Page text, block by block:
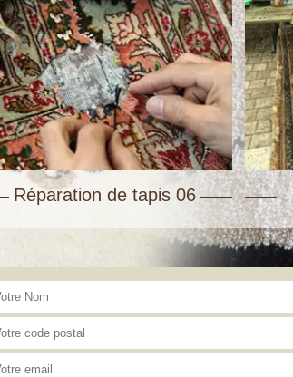
Réparation de tapis 06